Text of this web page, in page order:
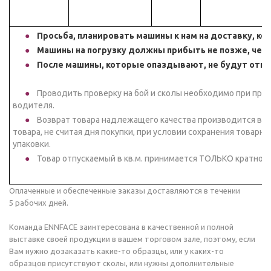
Просьба, планировать машины к нам на доставку,
Машины на погрузку должны прибыть не позже, чем
После машины, которые опаздывают, не будут
Проводить проверку на бой и сколы необходимо при
водителя.
Возврат товара надлежащего качества производится в
товара, не считая дня покупки, при условии сохранения
упаковки.
Товар отпускаемый в кв.м. принимается ТОЛЬКО кратно
Оплаченные и обеспеченные заказы доставляются в течении
5 рабочих дней.
Команда ENNFACE заинтересована в качественной и полной
выставке своей продукции в вашем торговом зале, поэтому, если
Вам нужно дозаказать какие-то образцы, или у каких-то
образцов присутствуют сколы, или нужны дополнительные